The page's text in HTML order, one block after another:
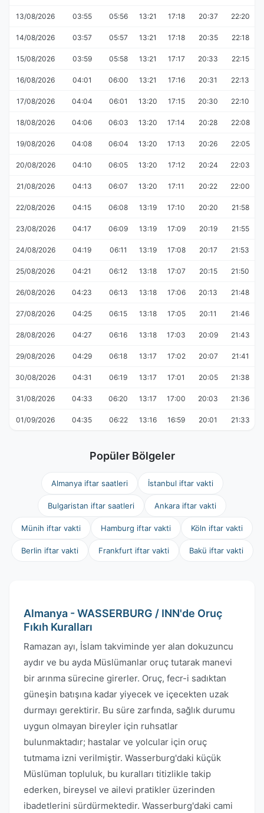
13/08/2026 03:55 05:56 13:21 17:18 20:37 22:20
14/08/2026 03:57 05:57 13:21 17:18 20:35 22:18
15/08/2026 03:59 05:58 13:21 17:17 20:33 22:15
16/08/2026 04:01 06:00 13:21 17:16 20:31 22:13
17/08/2026 04:04 06:01 13:20 17:15 20:30 22:10
18/08/2026 04:06 06:03 13:20 17:14 20:28 22:08
19/08/2026 04:08 06:04 13:20 17:13 20:26 22:05
20/08/2026 04:10 06:05 13:20 17:12 20:24 22:03
21/08/2026 04:13 06:07 13:20 17:11 20:22 22:00
22/08/2026 04:15 06:08 13:19 17:10 20:20 21:58
23/08/2026 04:17 06:09 13:19 17:09 20:19 21:55
24/08/2026 04:19 06:11 13:19 17:08 20:17 21:53
25/08/2026 04:21 06:12 13:18 17:07 20:15 21:50
26/08/2026 04:23 06:13 13:18 17:06 20:13 21:48
27/08/2026 04:25 06:15 13:18 17:05 20:11 21:46
28/08/2026 04:27 06:16 13:18 17:03 20:09 21:43
29/08/2026 04:29 06:18 13:17 17:02 20:07 21:41
30/08/2026 04:31 06:19 13:17 17:01 20:05 21:38
31/08/2026 04:33 06:20 13:17 17:00 20:03 21:36
01/09/2026 04:35 06:22 13:16 16:59 20:01 21:33
Popüler Bölgeler
Almanya iftar saatleri İstanbul iftar vakti
Bulgaristan iftar saatleri Ankara iftar vakti
Münih iftar vakti Hamburg iftar vakti Köln iftar vakti
Berlin iftar vakti Frankfurt iftar vakti Bakü iftar vakti
Almanya - WASSERBURG / INN'de Oruç
Fıkıh Kuralları
Ramazan ayı, İslam takviminde yer alan dokuzuncu
aydır ve bu ayda Müslümanlar oruç tutarak manevi
bir arınma sürecine girerler. Oruç, fecr-i sadıktan
güneşin batışına kadar yiyecek ve içecekten uzak
durmayı gerektirir. Bu süre zarfında, sağlık durumu
uygun olmayan bireyler için ruhsatlar
bulunmaktadır; hastalar ve yolcular için oruç
tutmama izni verilmiştir. Wasserburg'daki küçük
Müslüman topluluk, bu kuralları titizlikle takip
ederken, bireysel ve ailevi pratikler üzerinden
ibadetlerini sürdürmektedir. Wasserburg'daki cami